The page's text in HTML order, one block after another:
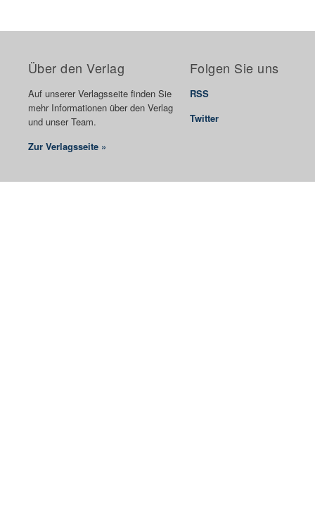
Über den Verlag
Auf unserer Verlagsseite finden Sie
mehr Informationen über den Verlag
und unser Team.
Zur Verlagsseite »
Folgen Sie uns
RSS
Twitter